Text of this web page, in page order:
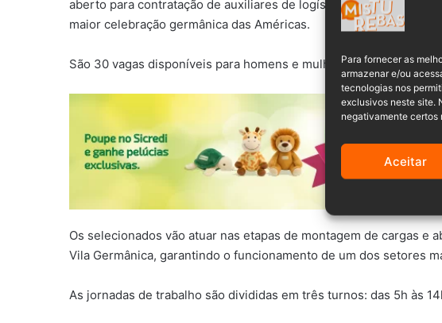
Para fornecer as
armazenar e/ou
tecnologias nos
exclusivos neste site.
negativamente certos
Aceitar
aberto para contratação de auxiliares de logística que irão atuar
maior celebração germânica das Américas.
São 30 vagas disponíveis para homens e mulheres maiores de
Os selecionados vão atuar nas etapas de montagem de cargas e
Vila Germânica, garantindo o funcionamento de um dos setores
As jornadas de trabalho são divididas em três turnos: das 5h às